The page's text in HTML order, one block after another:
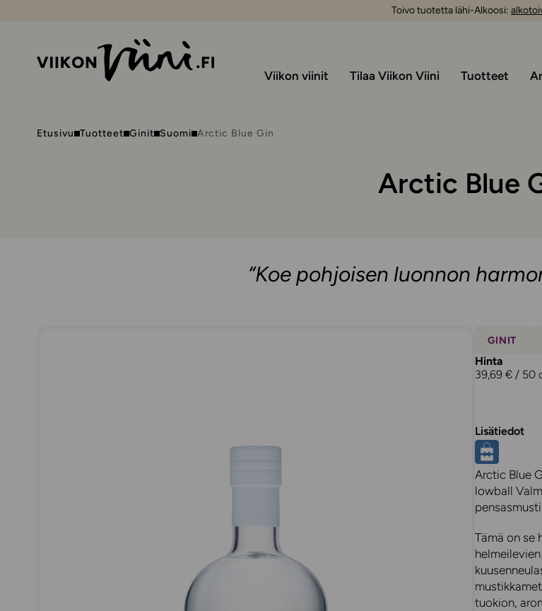
Toivo tuotetta lähi-Alkoosi:
Viikon viinit Tilaa Viikon Viini Tuotteet
Etusivu Tuotteet Ginit Suomi Arctic Blue Gin
Arctic Blue
“Koe pohjoisen luonnon
GINIT
Hinta
39,69 € / 50
Lisätiedot
Arctic Blue
lowball
Tämä on se
tuokion,